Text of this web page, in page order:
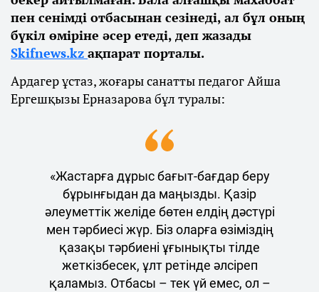
пен сенімді отбасынан сезінеді, ал бұл оның
бүкіл өміріне әсер етеді, деп жазады
Skifnews.kz ақпарат порталы.
Ардагер ұстаз, жоғары санатты педагог Айша
Ергешқызы Ерназарова бұл туралы:
«Жастарға дұрыс бағыт-бағдар беру
бұрынғыдан да маңызды. Қазір
әлеуметтік желіде бөтен елдің дәстүрі
мен тәрбиесі жүр. Біз оларға өзіміздің
қазақы тәрбиені ұғынықты тілде
жеткізбесек, ұлт ретінде әлсіреп
қаламыз. Отбасы – тек үй емес, ол –